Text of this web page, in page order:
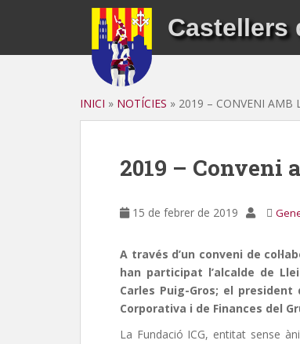
Castellers
INICI » NOTÍCIES » 2019 – CONVENI AMB
2019 – Conveni
15 de febrer de 2019
A través d’un conveni de
han participat l’alcalde de
Carles Puig-Gros; el
Corporativa i de Finances del
La Fundació ICG, entitat sense